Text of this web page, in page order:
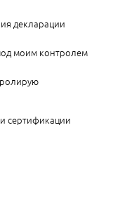
декларации
моим контролем
сертификации